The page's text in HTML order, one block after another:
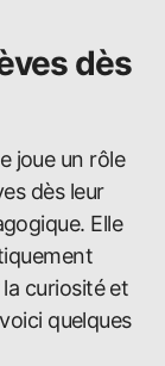
dès
joue un rôle
dès leur
Elle
curiosité et
quelques